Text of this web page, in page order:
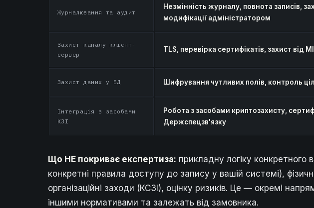
Журналювання та аудит
Незмінність журналу, повнота записів,
модифікації адміністратором
Захист каналу клієнт-
сервер
TLS, перевірка сертифікатів, захист від
Захист даних у БД Шифрування чутливих полів, контроль
Інтеграція з засобами
КЗІ
Робота з засобами криптозахисту,
Держспецзв'язку
Що НЕ покриває експертиза: прикладну логіку
конкретні правила доступу до запису у вашій системі),
організаційні заходи (КСЗІ), оцінку ризиків. Це — окремі
іншими нормативами та залежать від замовника.